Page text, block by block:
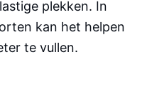
plekken. In
kan het helpen
te vullen.